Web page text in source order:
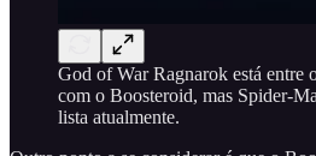
God of War Ragnarok está entre
com o Boosteroid, mas Spider-
lista atualmente.